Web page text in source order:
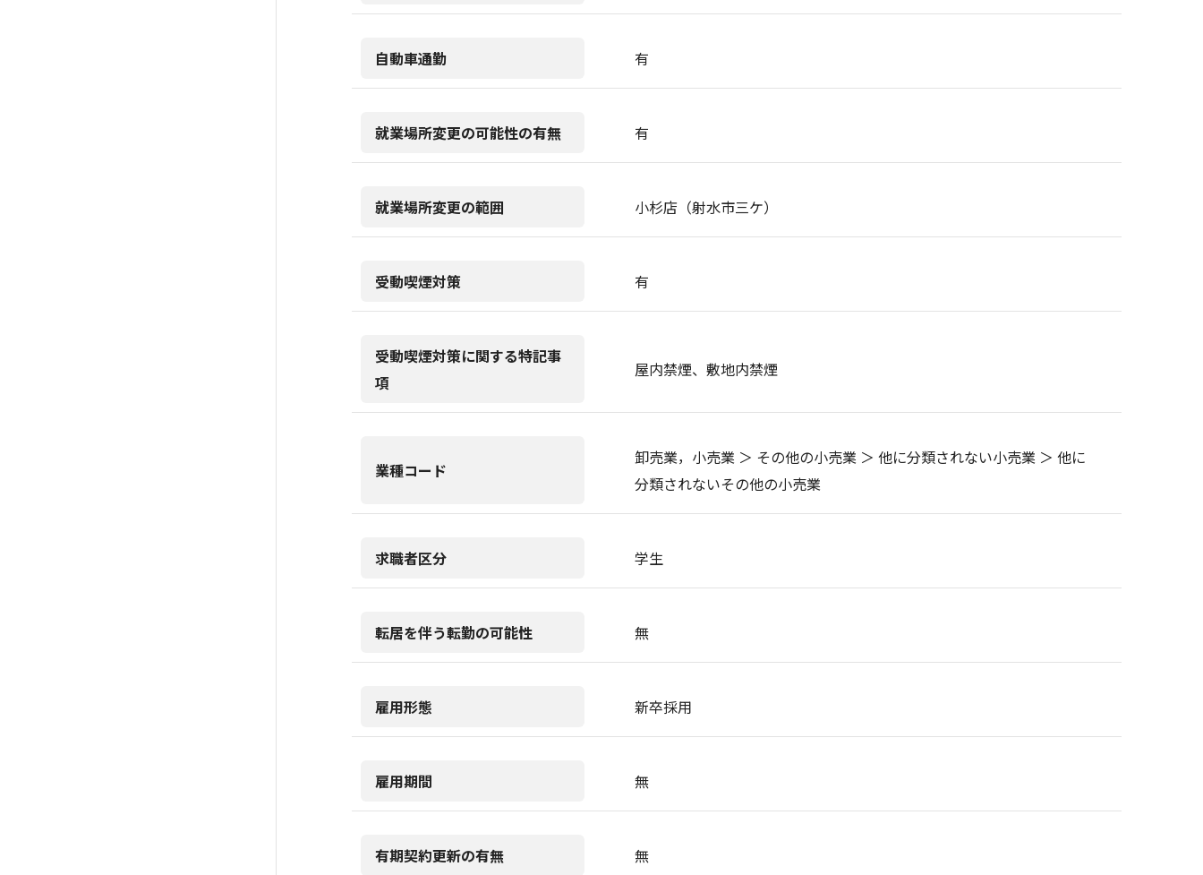
自動車通勤 有
就業場所変更の可能性の有無 有
就業場所変更の範囲 小杉店（射水市三ケ）
受動喫煙対策 有
受動喫煙対策に関する特記事
項
屋内禁煙、敷地内禁煙
業種コード
卸売業，小売業 ＞ その他の小売業 ＞ 他に分類されない小売業 ＞ 他に
分類されないその他の小売業
求職者区分 学生
転居を伴う転勤の可能性 無
雇用形態 新卒採用
雇用期間 無
有期契約更新の有無 無